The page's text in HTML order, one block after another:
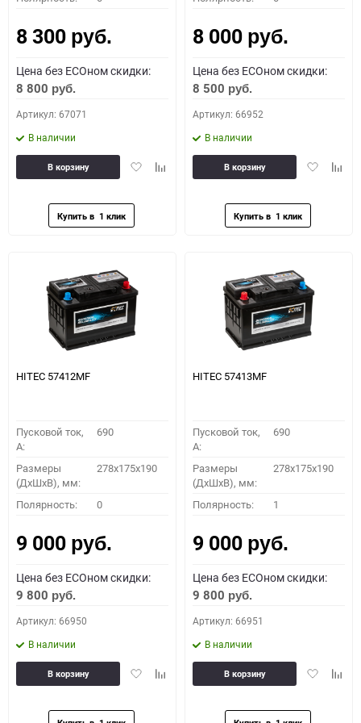
8 300 руб.
Цена без ECOном скидки:
8 800 руб.
Артикул: 67071
В наличии
ДобавитьДобавить
В корзину
8 000 руб.
Цена без ECOном скидки:
8 500 руб.
Артикул: 66952
В наличии
Добавить
В корзину
HITEC 57412MF
Пусковой ток,
A:
690
Размеры
(ДхШхВ), мм:
278x175x190
Полярность: 0
9 000 руб.
Цена без ECOном скидки:
9 800 руб.
Артикул: 66950
В наличии
ДобавитьДобавить
В корзину
HITEC 57413MF
Пусковой ток,
A:
690
Размеры
(ДхШхВ), мм:
278x175x190
Полярность: 1
9 000 руб.
Цена без ECOном скидки:
9 800 руб.
Артикул: 66951
В наличии
Добавить
В корзину